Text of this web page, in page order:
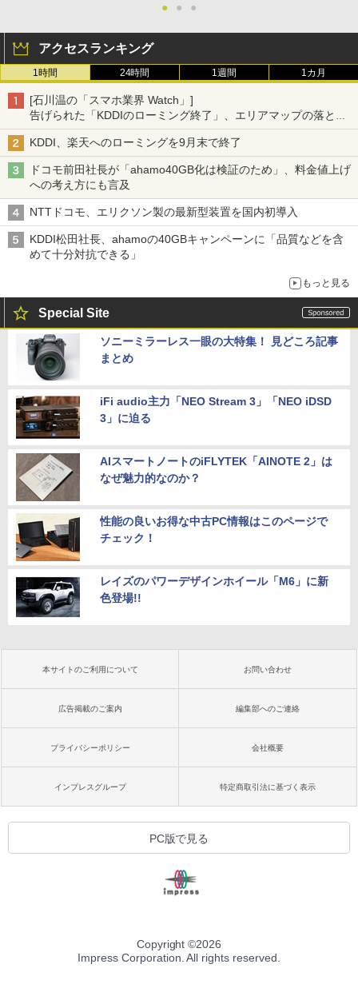
● ● ●
アクセスランキング
1時間 24時間 1週間 1カ月
[石川温の「スマホ業界 Watch」]
告げられた「KDDIのローミング終了」、エリアマップの落とし
穴と楽天モバイルの課題
KDDI、楽天へのローミングを9月末で終了
ドコモ前田社長が「ahamo40GB化は検証のため」、料金値上げ
への考え方にも言及
NTTドコモ、エリクソン製の最新型装置を国内初導入
KDDI松田社長、ahamoの40GBキャンペーンに「品質などを含
めて十分対抗できる」
もっと見る
Special Site
ソニーミラーレス一眼の大特集！ 見どころ記事
まとめ
iFi audio主力「NEO Stream 3」「NEO iDSD
3」に迫る
AIスマートノートのiFLYTEK「AINOTE 2」は
なぜ魅力的なのか？
性能の良いお得な中古PC情報はこのページで
チェック！
レイズのパワーデザインホイール「M6」に新
色登場!!
本サイトのご利用について お問い合わせ
広告掲載のご案内 編集部へのご連絡
プライバシーポリシー 会社概要
インプレスグループ 特定商取引法に基づく表示
PC版で見る
Copyright ©2026
Impress Corporation. All rights reserved.